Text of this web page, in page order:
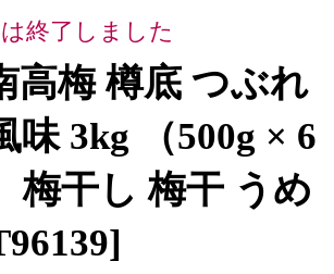
終了しました
高梅 樽底 つぶれ
味 3kg （500g × 6
梅干し 梅干 うめ